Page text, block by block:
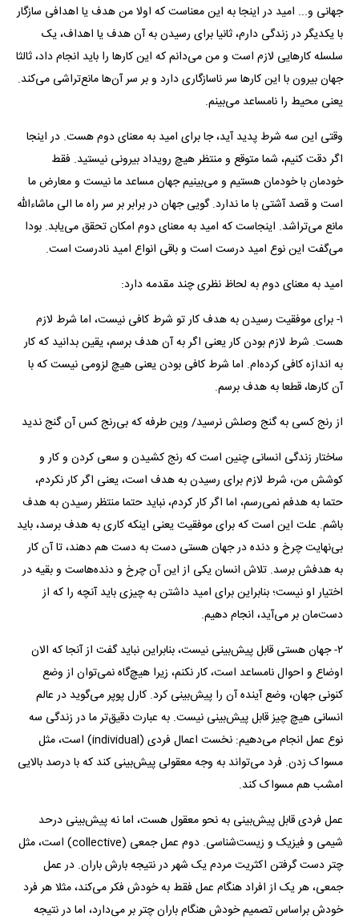
جهانی و... امید در اینجا به این معناست که اولا من هدف یا اهدافی سازگار
با یکدیگر در زندگی دارم، ثانیا برای رسیدن به آن هدف یا اهداف، یک
سلسله کار‌هایی لازم است و من می‌دانم که این کار‌ها را باید انجام داد، ثالثا
جهان بیرون با این کار‌ها سر ناسازگاری دارد و بر سر آن‌ها مانع‌تراشی می‌کند.
یعنی محیط را نامساعد می‌بینم.
وقتی این سه شرط پدید آید، جا برای امید به معنای دوم هست. در اینجا
اگر دقت کنیم، شما متوقع و منتظر هیچ رویداد بیرونی نیستید. فقط
خودمان با خودمان هستیم و می‌بینیم جهان مساعد ما نیست و معارض ما
است و قصد آشتی با ما ندارد. گویی جهان در برابر بر سر راه ما الی ماشاءالله
مانع می‌تراشد. اینجاست که امید به معنای دوم امکان تحقق می‌یابد. بودا
می‌گفت این نوع امید درست است و باقی انواع امید نادرست است.
امید به معنای دوم به لحاظ نظری چند مقدمه دارد:
۱- برای موفقیت رسیدن به هدف کار تو شرط کافی نیست، اما شرط لازم
هست. شرط لازم بودن کار یعنی اگر به آن هدف برسم، یقین بدانید که کار
به اندازه کافی کرده‌ام. اما شرط کافی بودن یعنی هیچ لزومی نیست که با
آن کارها، قطعا به هدف برسم.
از رنج کسی به گنج وصلش نرسید/ وین طرفه که بی‌رنج کس آن گنج ندید
ساختار زندگی انسانی چنین است که رنج کشیدن و سعی کردن و کار و
کوشش من، شرط لازم برای رسیدن به هدف است، یعنی اگر کار نکردم،
حتما به هدفم نمی‌رسم، اما اگر کار کردم، نباید حتما منتظر رسیدن به هدف
باشم. علت این است که برای موفقیت یعنی اینکه کاری به هدف برسد، باید
بی‌نهایت چرخ و دنده در جهان هستی دست به دست هم دهند، تا آن کار
به هدفش برسد. تلاش انسان یکی از این آن چرخ و دنده‌هاست و بقیه در
اختیار او نیست؛ بنابراین برای امید داشتن به چیزی باید آنچه را که از
دست‌مان بر می‌آید، انجام دهیم.
۲- جهان هستی قابل پیش‌بینی نیست، بنابراین نباید گفت از آنجا که الان
اوضاع و احوال نامساعد است، کار نکنم، زیرا هیچ‌گاه نمی‌توان از وضع
کنونی جهان، وضع آینده آن را پیش‌بینی کرد. کارل پوپر می‌گوید در عالم
انسانی هیچ چیز قابل پیش‌بینی نیست. به عبارت دقیق‌تر ما در زندگی سه
نوع عمل انجام می‌دهیم: نخست اعمال فردی (individual) است، مثل
مسواک زدن. فرد می‌تواند به وجه معقولی پیش‌بینی کند که با درصد بالایی
امشب هم مسواک کند.
عمل فردی قابل پیش‌بینی به نحو معقول هست، اما نه پیش‌بینی درحد
شیمی و فیزیک و زیست‌شناسی. دوم عمل جمعی (collective) است، مثل
چتر دست گرفتن اکثریت مردم یک شهر در نتیجه بارش باران. در عمل
جمعی، هر یک از افراد هنگام عمل فقط به خودش فکر می‌کند، مثلا هر فرد
خودش براساس تصمیم خودش هنگام باران چتر بر می‌دارد، اما در نتیجه